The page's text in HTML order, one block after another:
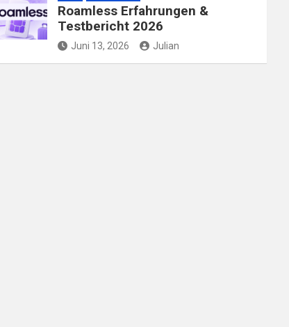
Roamless Erfahrungen &
Testbericht 2026
Juni 13, 2026 Julian